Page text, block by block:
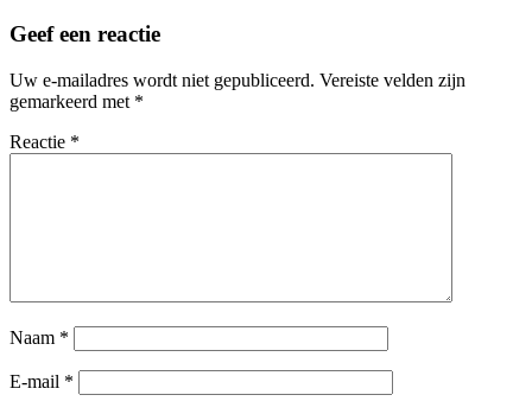
Geef een reactie
Uw e-mailadres wordt niet gepubliceerd. Vereiste velden zijn
gemarkeerd met *
Reactie *
Naam *
E-mail *